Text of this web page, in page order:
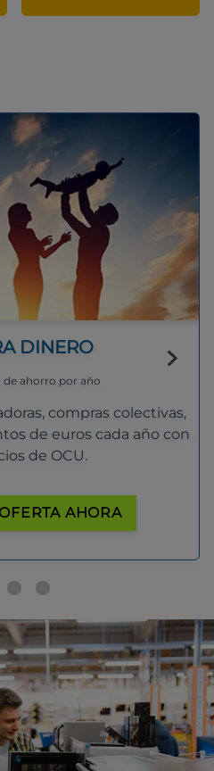
DINERO
de ahorro por año
compras colectivas,
de euros cada año con
de OCU.
AHORA